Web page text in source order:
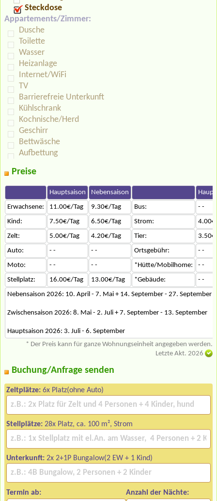
Steckdose
Appartements/Zimmer:
Dusche
Toilette
Wasser
Heizanlage
Internet/WiFi
TV
Barrierefreie Unterkunft
Kühlschrank
Kochnische/Herd
Geschirr
Bettwäsche
Aufbettung
Preise
Hauptsaison Nebensaison
Erwachsene:
11.00€/Tag 9.30€/Tag Bus:
- -
Kind:
7.50€/Tag 6.50€/Tag Strom:
Zelt:
5.00€/Tag 4.20€/Tag Tier:
Auto:
- - - - Ortsgebühr:
- -
Moto:
- - - - *Hütte/Mobilhome:
- -
Stellplatz:
16.00€/Tag 13.00€/Tag *Gebäude:
- -
Nebensaison 2026: 10. April - 7. Mai + 14. September - 27. September
Zwischensaison 2026: 8. Mai - 2. Juli + 7. September - 13. September
Hauptsaison 2026: 3. Juli - 6. September
* Der Preis kann für ganze Wohnungseinheit angegeben werden.
Letzte Akt. 2026
Buchung/Anfrage senden
Zeltplätze: 6x Platz(ohne Auto)
Stellplätze: 28x Platz, ca. 100 m², Strom
Unterkunft: 2x 2+1P Bungalow(2 EW + 1 Kind)
Termin ab: Anzahl der Nächte: